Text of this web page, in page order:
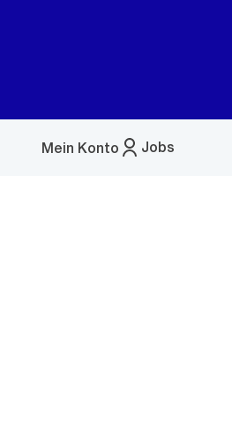
Jobs
Mein Konto
Menü